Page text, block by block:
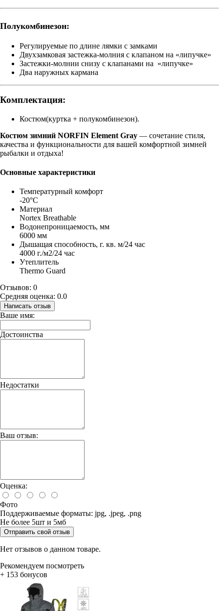
Полукомбинезон:
Регулируемые по длине лямки с замками
Двухзамковая застежка-молния с клапаном на «липучке»
Застежки-молнии снизу с клапанами на «липучке»
Два наружных кармана
Комплектация:
Костюм(куртка + полукомбинезон).
Костюм зимний NORFIN Element Gray — сочетание стиля,
качества и функциональности для вашей комфортной зимней
рыбалки и отдыха!
Основные характеристики
Температурный комфорт
-20°C
Материал
Nortex Breathable
Водонепроницаемость, мм
6000 мм
Дышащая способность, г. кв. м/24 час
4000 г./м2/24 час
Утеплитель
Thermo Guard
Отзывов: 0
Средняя оценка: 0.0
Написать отзыв
Ваше имя:
Достоинства
Недостатки
Ваш отзыв:
Оценка:
Фото
Поддерживаемые форматы: jpg, .jpeg, .png
Не более 5шт и 5мб
Отправить свой отзыв
Нет отзывов о данном товаре.
Рекомендуем посмотреть
+ 153 бонусов